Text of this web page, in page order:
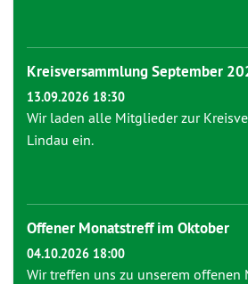
Kreisversammlung September
13.09.2026 18:30
Wir laden alle Mitglieder zur
Lindau ein.
Offener Monatstreff im Oktober
04.10.2026 18:00
Wir treffen uns zu unserem offenen